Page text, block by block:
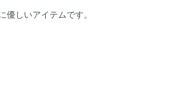
しいアイテムです。